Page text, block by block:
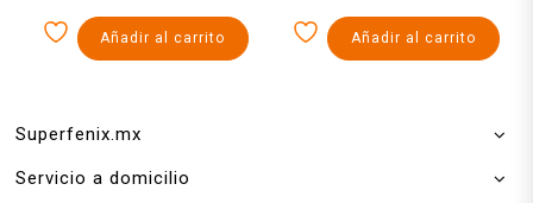
Añadir al carrito Añadir al carrito
Superfenix.mx
Servicio a domicilio